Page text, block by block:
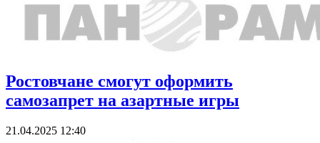
Ростовчане смогут оформить
самозапрет на азартные игры
21.04.2025 12:40